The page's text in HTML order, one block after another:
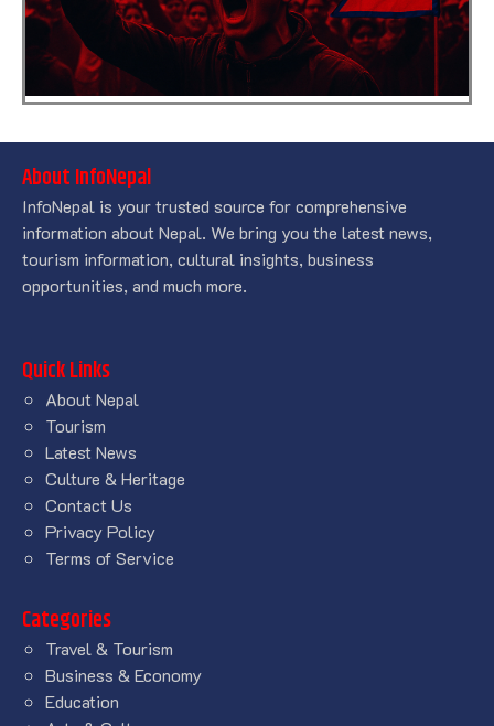
About InfoNepal
InfoNepal is your trusted source for comprehensive
information about Nepal. We bring you the latest news,
tourism information, cultural insights, business
opportunities, and much more.
Quick Links
About Nepal
Tourism
Latest News
Culture & Heritage
Contact Us
Privacy Policy
Terms of Service
Categories
Travel & Tourism
Business & Economy
Education